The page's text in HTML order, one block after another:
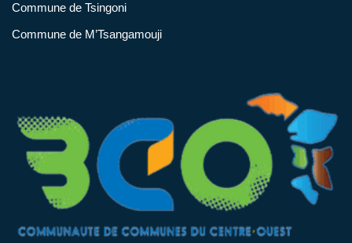
Commune de Tsingoni
Commune de M’Tsangamouji